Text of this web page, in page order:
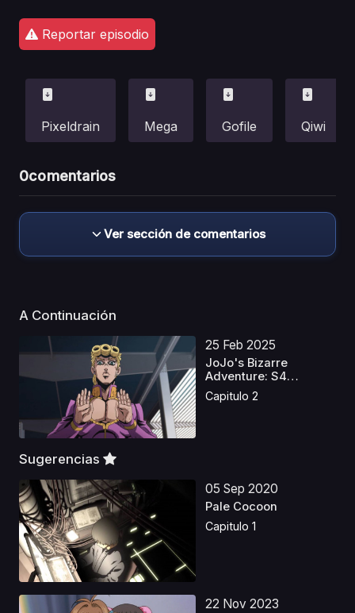
Reportar episodio
Pixeldrain Mega Gofile Qiwi
0comentarios
Ver sección de comentarios
A Continuación
25 Feb 2025
JoJo's Bizarre
Adventure: S4
Castellano
Capitulo 2
Sugerencias
05 Sep 2020
Pale Cocoon
Capitulo 1
22 Nov 2023